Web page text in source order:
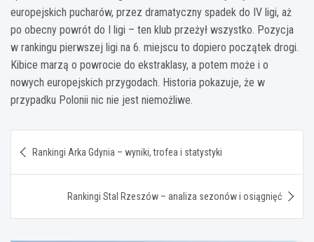
europejskich pucharów, przez dramatyczny spadek do IV ligi, aż
po obecny powrót do I ligi – ten klub przeżył wszystko. Pozycja
w rankingu pierwszej ligi na 6. miejscu to dopiero początek drogi.
Kibice marzą o powrocie do ekstraklasy, a potem może i o
nowych europejskich przygodach. Historia pokazuje, że w
przypadku Polonii nic nie jest niemożliwe.
wpisu
Rankingi Arka Gdynia – wyniki, trofea i statystyki
Rankingi Stal Rzeszów – analiza sezonów i osiągnięć